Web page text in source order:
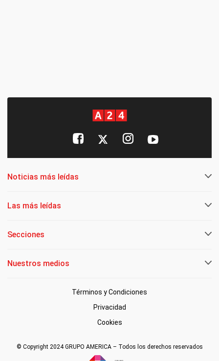
Noticias más leídas
Las más leídas
Secciones
Nuestros medios
Términos y Condiciones
Privacidad
Cookies
© Copyright 2024 GRUPO AMERICA – Todos los derechos reservados